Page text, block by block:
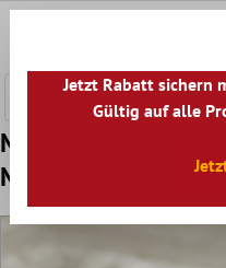
Muster von
Mosaikfliesen
Jetzt Rabatt sichern
Gültig auf alle